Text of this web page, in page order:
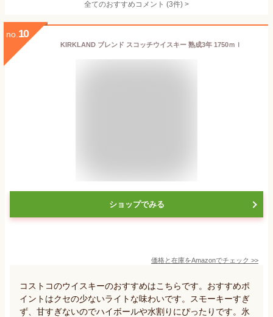
全てのおすすめコメント (3件) >
no. 10
KIRKLAND ブレンド スコッチウイスキー 熟成3年 1750ｍｌ
ショップでみる
価格と在庫をAmazonでチェック >>
コストコのウイスキーのおすすめはこちらです。おすすめポ
イントはクセの少ないライトな味わいです。スモーキーすぎ
ず、甘すぎないのでハイボールや水割りにぴったりです。氷